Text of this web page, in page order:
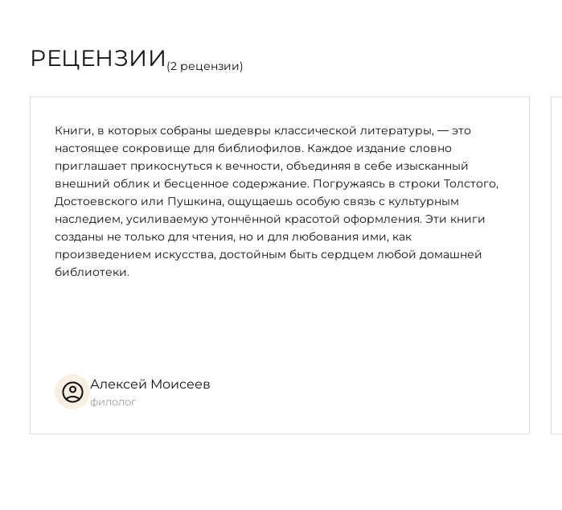
РЕЦЕНЗИИ (2 рецензии)
Книги, в которых собраны шедевры классической литературы, — это
настоящее сокровище для библиофилов. Каждое издание словно
приглашает прикоснуться к вечности, объединяя в себе изысканный
внешний облик и бесценное содержание. Погружаясь в строки Толстого,
Достоевского или Пушкина, ощущаешь особую связь с культурным
наследием, усиливаемую утончённой красотой оформления. Эти книги
созданы не только для чтения, но и для любования ими, как
произведением искусства, достойным быть сердцем любой домашней
библиотеки.
Алексей Моисеев
филолог